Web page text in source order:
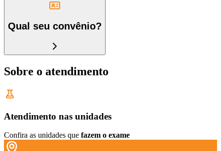
Qual seu convênio?
Sobre o atendimento
Atendimento nas unidades
Confira as unidades que fazem o exame